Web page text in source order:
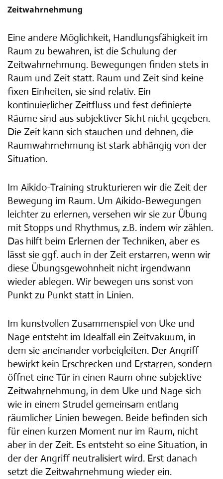
Zeitwahrnehmung
Eine andere Möglichkeit, Handlungsfähigkeit im
Raum zu bewahren, ist die Schulung der
Zeitwahrnehmung. Bewegungen finden stets in
Raum und Zeit statt. Raum und Zeit sind keine
fixen Einheiten, sie sind relativ. Ein
kontinuierlicher Zeitfluss und fest definierte
Räume sind aus subjektiver Sicht nicht gegeben.
Die Zeit kann sich stauchen und dehnen, die
Raumwahrnehmung ist stark abhängig von der
Situation.
Im Aikido-Training strukturieren wir die Zeit der
Bewegung im Raum. Um Aikido-Bewegungen
leichter zu erlernen, versehen wir sie zur Übung
mit Stopps und Rhythmus, z.B. indem wir zählen.
Das hilft beim Erlernen der Techniken, aber es
lässt sie ggf. auch in der Zeit erstarren, wenn wir
diese Übungsgewohnheit nicht irgendwann
wieder ablegen. Wir bewegen uns sonst von
Punkt zu Punkt statt in Linien.
Im kunstvollen Zusammenspiel von Uke und
Nage entsteht im Idealfall ein Zeitvakuum, in
dem sie aneinander vorbeigleiten. Der Angriff
bewirkt kein Erschrecken und Erstarren, sondern
öffnet eine Tür in einen Raum ohne subjektive
Zeitwahrnehmung, in dem Uke und Nage sich
wie in einem Strudel gemeinsam entlang
räumlicher Linien bewegen. Beide befinden sich
für einen kurzen Moment nur im Raum, nicht
aber in der Zeit. Es entsteht so eine Situation, in
der der Angriff neutralisiert wird. Erst danach
setzt die Zeitwahrnehmung wieder ein.